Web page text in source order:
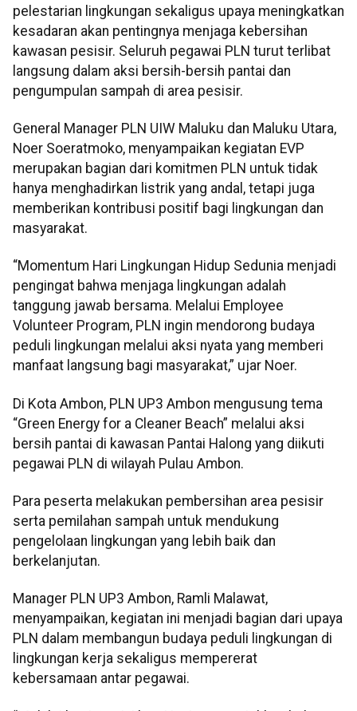
pelestarian lingkungan sekaligus upaya meningkatkan
kesadaran akan pentingnya menjaga kebersihan
kawasan pesisir. Seluruh pegawai PLN turut terlibat
langsung dalam aksi bersih-bersih pantai dan
pengumpulan sampah di area pesisir.
General Manager PLN UIW Maluku dan Maluku Utara,
Noer Soeratmoko, menyampaikan kegiatan EVP
merupakan bagian dari komitmen PLN untuk tidak
hanya menghadirkan listrik yang andal, tetapi juga
memberikan kontribusi positif bagi lingkungan dan
masyarakat.
“Momentum Hari Lingkungan Hidup Sedunia menjadi
pengingat bahwa menjaga lingkungan adalah
tanggung jawab bersama. Melalui Employee
Volunteer Program, PLN ingin mendorong budaya
peduli lingkungan melalui aksi nyata yang memberi
manfaat langsung bagi masyarakat,” ujar Noer.
Di Kota Ambon, PLN UP3 Ambon mengusung tema
“Green Energy for a Cleaner Beach” melalui aksi
bersih pantai di kawasan Pantai Halong yang diikuti
pegawai PLN di wilayah Pulau Ambon.
Para peserta melakukan pembersihan area pesisir
serta pemilahan sampah untuk mendukung
pengelolaan lingkungan yang lebih baik dan
berkelanjutan.
Manager PLN UP3 Ambon, Ramli Malawat,
menyampaikan, kegiatan ini menjadi bagian dari upaya
PLN dalam membangun budaya peduli lingkungan di
lingkungan kerja sekaligus mempererat
kebersamaan antar pegawai.